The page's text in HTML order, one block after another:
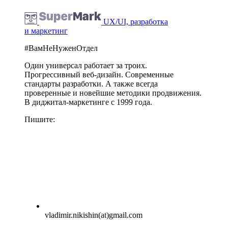
UX/UI, разработка
и маркетинг
#ВамНеНуженОтдел
Один универсал работает за троих.
Прогрессивный веб-дизайн. Современные
стандарты разработки. А также всегда
проверенные и новейшие методики продвижения.
В диджитал-маркетинге с 1999 года.
Пишите:
vladimir.nikishin(at)gmail.com